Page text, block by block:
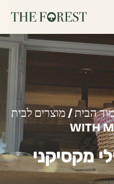
הבית/ מוצרים לבית
WITH
מקסיקני